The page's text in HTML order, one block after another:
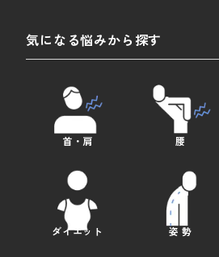
気になる悩みから探す
首・肩 腰
ダイエット 姿 勢